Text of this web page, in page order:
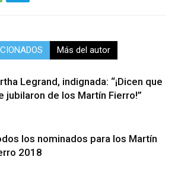
Más del autor
Legrand, indignada: “¡Dicen que
jubilaron de los Martín Fierro!”
los nominados para los Martín
2018